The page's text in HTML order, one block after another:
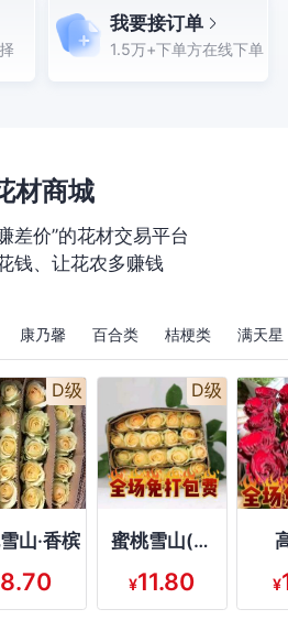
+绿铃草,下插花泥,包
装和丝带按图搭配制
作,请按图搭配饱满,拍
+1朵白色蝴蝶兰(喷如
图粉蓝色)+5朵粉雪山
+2朵白玫瑰(喷如图薄
粉色乒乓菊+1朵白色
羊齿叶(喷如图粉
色)+如图足量白桔梗
(喷如图色)+足量粉色
蓬莱松,下插花泥,包装
和丝带按图搭配制作,
请按图搭配饱满,拍照
回传 【花枝不要剪太
插丰满中间不要有大
量：1；
低，花束一定要显
大，发货前必须要审
核，做好请打电话审
我要接订单
1.5万+下单方在线下单
材商城
差价”的花材交易平台
钱、让花农多赚钱
康乃馨 百合类 桔梗类 满天星
山·香槟
8.70
D级
蜜桃雪山(香
¥11.80
D级
¥
08:59 成交5扎 夏皓烊花卉